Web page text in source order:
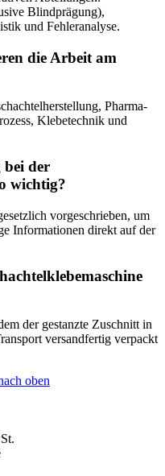
Blindprägung),
und Fehleranalyse.
die Arbeit am
Pharma-
Klebetechnik und
der
wichtig?
vorgeschrieben, um
Informationen direkt auf der
der gestanzte Zuschnitt in
versandfertig verpackt
oben